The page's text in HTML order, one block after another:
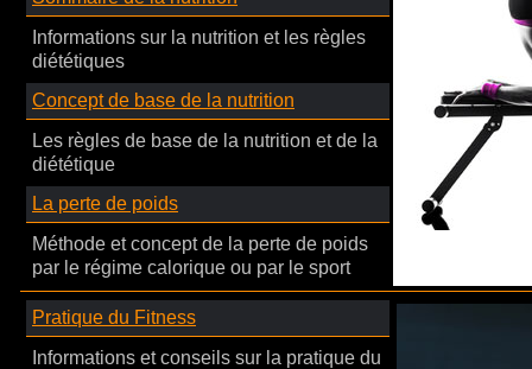
Informations sur la nutrition et les règles
diététiques
Concept de base de la nutrition
Les règles de base de la nutrition et de la
diététique
La perte de poids
Méthode et concept de la perte de poids
par le régime calorique ou par le sport
Pratique du Fitness
Informations et conseils sur la pratique du